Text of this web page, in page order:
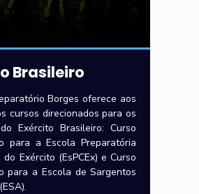
Brasileiro
Borges oferece aos
cursos direcionados para os
Exército Brasileiro: Curso
para a Escola Preparatória
Exército (EsPCEx) e Curso
para a Escola de Sargentos